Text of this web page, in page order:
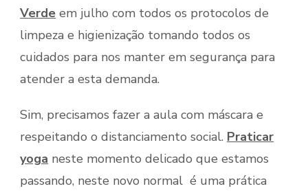
Verde em julho com todos os protocolos de
limpeza e higienização tomando todos os
cuidados para nos manter em segurança para
atender a esta demanda.
Sim, precisamos fazer a aula com máscara e
respeitando o distanciamento social. Praticar
yoga neste momento delicado que estamos
passando, neste novo normal é uma prática